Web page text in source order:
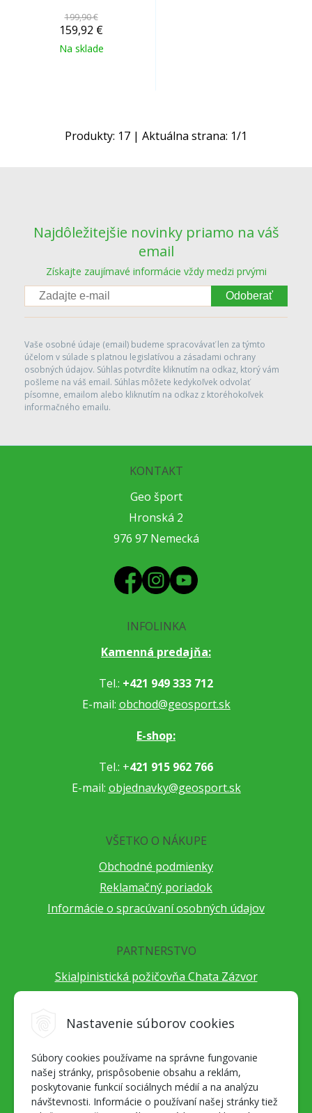
Nastavenie súborov cookies
Súbory cookies používame na správne fungovanie
našej stránky, prispôsobenie obsahu a reklám,
poskytovanie funkcií sociálnych médií a na analýzu
návštevnosti. Informácie o používaní našej stránky tiež
199,90 €
159,92 €
Na sklade
Produkty: 17 | Aktuálna strana: 1/1
Najdôležitejšie novinky priamo na váš
email
Získajte zaujímavé informácie vždy medzi prvými
Odoberať
Vaše osobné údaje (email) budeme spracovávať len za týmto
účelom v súlade s platnou legislatívou a zásadami ochrany
osobných údajov. Súhlas potvrdíte kliknutím na odkaz, ktorý vám
pošleme na váš email. Súhlas môžete kedykoľvek odvolať
písomne, emailom alebo kliknutím na odkaz z ktoréhokoľvek
informačného emailu.
KONTAKT
Geo šport
Hronská 2
976 97 Nemecká
INFOLINKA
Kamenná predajňa:
Tel.: +421 949 333 712
E-mail: obchod@geosport.sk
E-shop:
Tel.: +421 915 962 766
E-mail: objednavky@geosport.sk
VŠETKO O NÁKUPE
Obchodné podmienky
Reklamačný poriadok
Informácie o spracúvaní osobných údajov
PARTNERSTVO
Skialpinistická požičovňa Chata Zázvor
Cestovateľský festival Cestou necestou
Alpenverein Slovensko
Hore-dole Derešom
Motorest Nemecká